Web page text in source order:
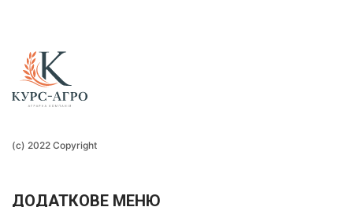
(c) 2022 Copyright
ДОДАТКОВЕ МЕНЮ